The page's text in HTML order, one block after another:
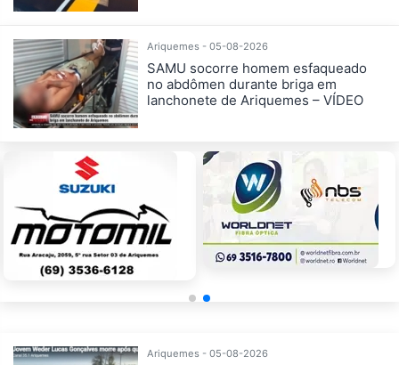
Ariquemes - 05-08-2026
SAMU socorre homem esfaqueado
no abdômen durante briga em
lanchonete de Ariquemes – VÍDEO
Ariquemes - 05-08-2026